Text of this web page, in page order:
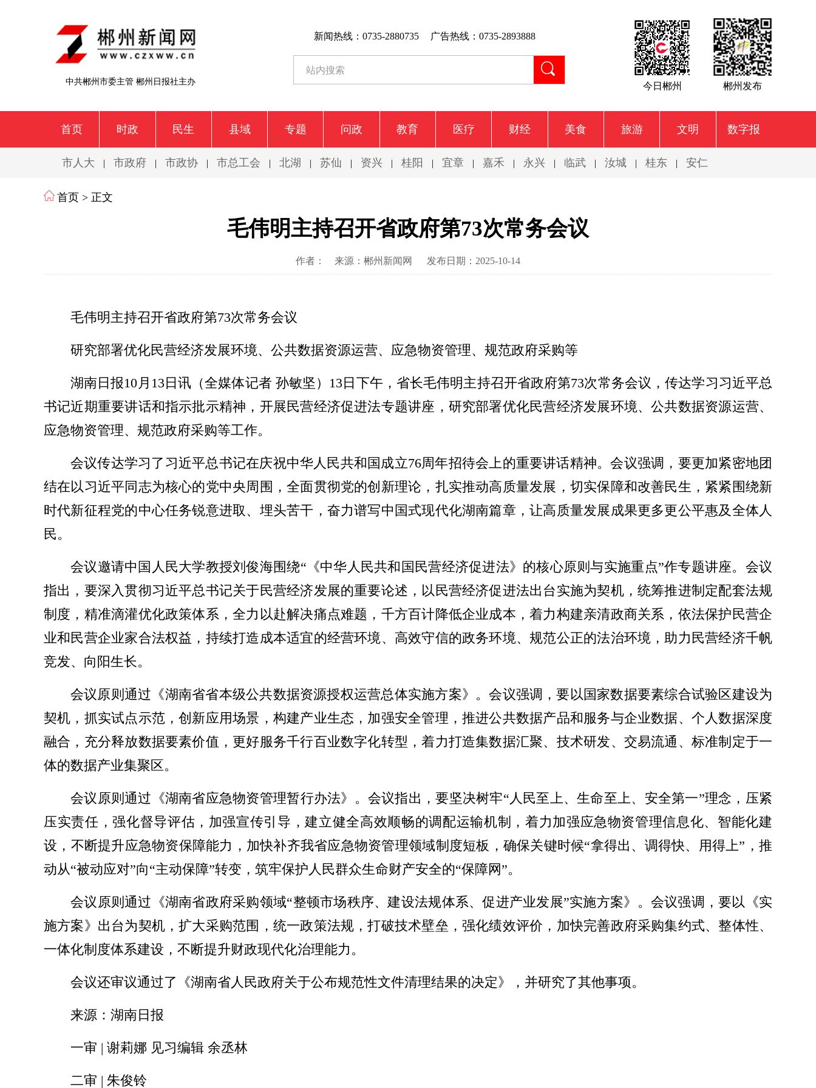
中共郴州市委主管 郴州日报社主办
新闻热线：0735-2880735 广告热线：0735-2893888
今日郴州 郴州发布
首页 时政 民生 县域 专题 问政 教育 医疗 财经 美食 旅游 文明 数字报
市人大 | 市政府 | 市政协 | 市总工会 | 北湖 | 苏仙 | 资兴 | 桂阳 | 宜章 | 嘉禾 | 永兴 | 临武 | 汝城 | 桂东 | 安仁
首页 > 正文
毛伟明主持召开省政府第73次常务会议
作者： 来源：郴州新闻网 发布日期：2025-10-14
毛伟明主持召开省政府第73次常务会议
研究部署优化民营经济发展环境、公共数据资源运营、应急物资管理、规范政府采购等
湖南日报10月13日讯（全媒体记者 孙敏坚）13日下午，省长毛伟明主持召开省政府第73次常务会议，传达学习习近平总
书记近期重要讲话和指示批示精神，开展民营经济促进法专题讲座，研究部署优化民营经济发展环境、公共数据资源运营、
应急物资管理、规范政府采购等工作。
会议传达学习了习近平总书记在庆祝中华人民共和国成立76周年招待会上的重要讲话精神。会议强调，要更加紧密地团
结在以习近平同志为核心的党中央周围，全面贯彻党的创新理论，扎实推动高质量发展，切实保障和改善民生，紧紧围绕新
时代新征程党的中心任务锐意进取、埋头苦干，奋力谱写中国式现代化湖南篇章，让高质量发展成果更多更公平惠及全体人
民。
会议邀请中国人民大学教授刘俊海围绕“《中华人民共和国民营经济促进法》的核心原则与实施重点”作专题讲座。会议
指出，要深入贯彻习近平总书记关于民营经济发展的重要论述，以民营经济促进法出台实施为契机，统筹推进制定配套法规
制度，精准滴灌优化政策体系，全力以赴解决痛点难题，千方百计降低企业成本，着力构建亲清政商关系，依法保护民营企
业和民营企业家合法权益，持续打造成本适宜的经营环境、高效守信的政务环境、规范公正的法治环境，助力民营经济千帆
竞发、向阳生长。
会议原则通过《湖南省省本级公共数据资源授权运营总体实施方案》。会议强调，要以国家数据要素综合试验区建设为
契机，抓实试点示范，创新应用场景，构建产业生态，加强安全管理，推进公共数据产品和服务与企业数据、个人数据深度
融合，充分释放数据要素价值，更好服务千行百业数字化转型，着力打造集数据汇聚、技术研发、交易流通、标准制定于一
体的数据产业集聚区。
会议原则通过《湖南省应急物资管理暂行办法》。会议指出，要坚决树牢“人民至上、生命至上、安全第一”理念，压紧
压实责任，强化督导评估，加强宣传引导，建立健全高效顺畅的调配运输机制，着力加强应急物资管理信息化、智能化建
设，不断提升应急物资保障能力，加快补齐我省应急物资管理领域制度短板，确保关键时候“拿得出、调得快、用得上”，推
动从“被动应对”向“主动保障”转变，筑牢保护人民群众生命财产安全的“保障网”。
会议原则通过《湖南省政府采购领域“整顿市场秩序、建设法规体系、促进产业发展”实施方案》。会议强调，要以《实
施方案》出台为契机，扩大采购范围，统一政策法规，打破技术壁垒，强化绩效评价，加快完善政府采购集约式、整体性、
一体化制度体系建设，不断提升财政现代化治理能力。
会议还审议通过了《湖南省人民政府关于公布规范性文件清理结果的决定》，并研究了其他事项。
来源：湖南日报
一审 | 谢莉娜 见习编辑 余丞林
二审 | 朱俊铃